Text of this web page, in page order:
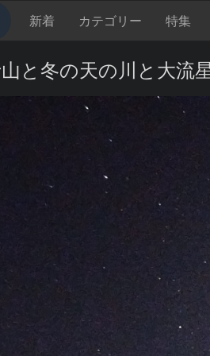
新着 カテゴリー 特集
と冬の天の川と大流